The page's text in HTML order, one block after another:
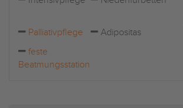
Palliativpflege
Adipositas
feste
Beatmungsstation